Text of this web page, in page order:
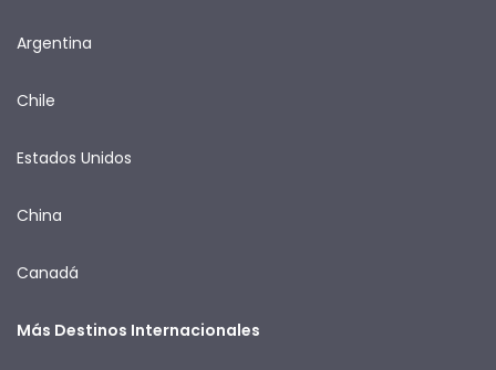
Argentina
Chile
Estados Unidos
China
Canadá
Más Destinos Internacionales